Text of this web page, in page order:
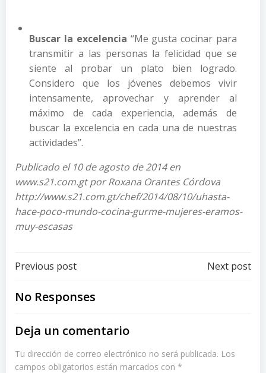
Buscar la excelencia “Me gusta cocinar para
transmitir a las personas la felicidad que se
siente al probar un plato bien logrado.
Considero que los jóvenes debemos vivir
intensamente, aprovechar y aprender al
máximo de cada experiencia, además de
buscar la excelencia en cada una de nuestras
actividades”.
Publicado el 10 de agosto de 2014 en
www.s21.com.gt por Roxana Orantes Córdova
http://www.s21.com.gt/chef/2014/08/10/uhasta-
hace-poco-mundo-cocina-gurme-mujeres-eramos-
muy-escasas
Post
navigation
Previous post Next post
No Responses
Deja un comentario
Tu dirección de correo electrónico no será publicada. Los
campos obligatorios están marcados con *